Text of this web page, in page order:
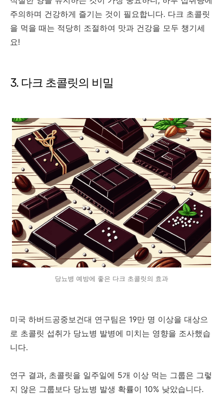
주의하며 건강하게 즐기는 것이 필요합니다. 다크 초콜릿
을 먹을 때는 적당히 조절하여 맛과 건강을 모두 챙기세
요!
3. 다크 초콜릿의 비밀
당뇨병 예방에 좋은 다크 초콜릿의 효과
미국 하버드공중보건대 연구팀은 19만 명 이상을 대상으
로 초콜릿 섭취가 당뇨병 발병에 미치는 영향을 조사했습
니다.
연구 결과, 초콜릿을 일주일에 5개 이상 먹는 그룹은 그렇
지 않은 그룹보다 당뇨병 발생 확률이 10% 낮았습니다.